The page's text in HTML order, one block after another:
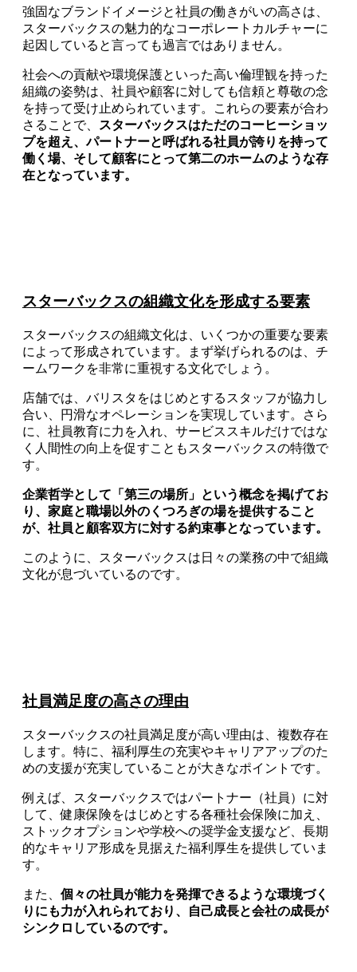
強固なブランドイメージと社員の働きがいの高さは、
スターバックスの魅力的なコーポレートカルチャーに
起因していると言っても過言ではありません。
社会への貢献や環境保護といった高い倫理観を持った
組織の姿勢は、社員や顧客に対しても信頼と尊敬の念
を持って受け止められています。これらの要素が合わ
さることで、
スターバックスはただのコーヒーショッ
プを超え、パートナーと呼ばれる社員が誇りを持って
働く場、そして顧客にとって第二のホームのような存
在となっています。
スターバックスの組織文化を形成する要素
スターバックスの組織文化は、いくつかの重要な要素
によって形成されています。まず挙げられるのは、チ
ームワークを非常に重視する文化でしょう。
店舗では、バリスタをはじめとするスタッフが協力し
合い、円滑なオペレーションを実現しています。さら
に、社員教育に力を入れ、サービススキルだけではな
く人間性の向上を促すこともスターバックスの特徴で
す。
企業哲学として「第三の場所」という概念を掲げてお
り、家庭と職場以外のくつろぎの場を提供すること
が、社員と顧客双方に対する約束事となっています。
このように、スターバックスは日々の業務の中で組織
文化が息づいているのです。
社員満足度の高さの理由
スターバックスの社員満足度が高い理由は、複数存在
します。特に、福利厚生の充実やキャリアアップのた
めの支援が充実していることが大きなポイントです。
例えば、スターバックスではパートナー（社員）に対
して、健康保険をはじめとする各種社会保険に加え、
ストックオプションや学校への奨学金支援など、長期
的なキャリア形成を見据えた福利厚生を提供していま
す。
また、 個々の社員が能力を発揮できるような環境づく
りにも力が入れられており、自己成長と会社の成長が
シンクロしているのです。